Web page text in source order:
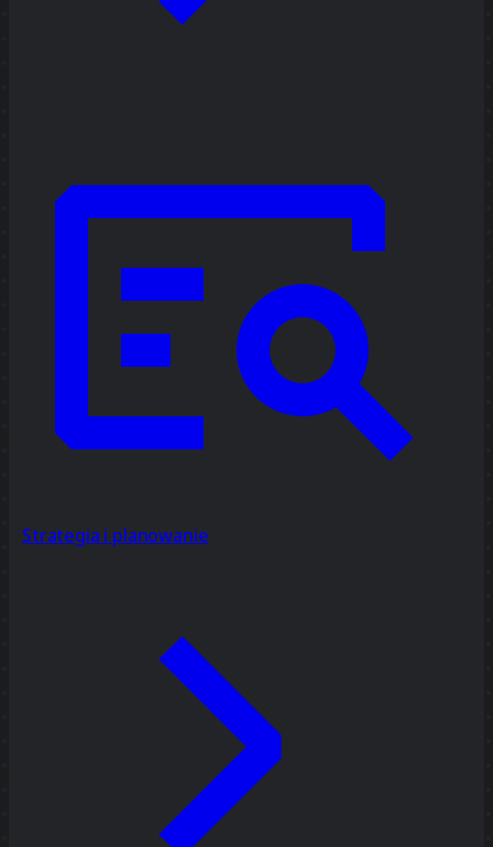
Strategia i planowanie